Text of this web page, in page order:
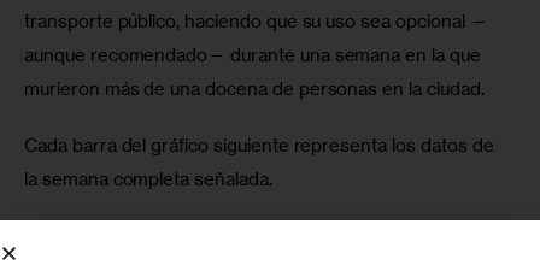
transporte público, haciendo que su uso sea opcional —
aunque recomendado— durante una semana en la que
murieron más de una docena de personas en la ciudad.
Cada barra del gráfico siguiente representa los datos de
la semana completa señalada.